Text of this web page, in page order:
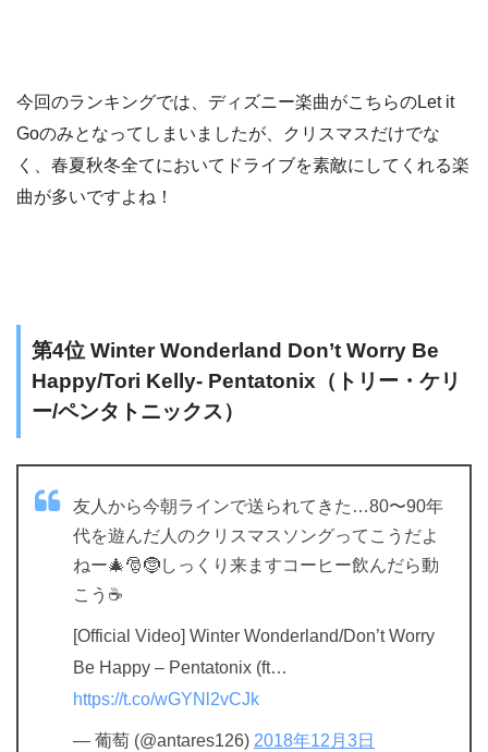
今回のランキングでは、ディズニー楽曲がこちらのLet it
Goのみとなってしまいましたが、クリスマスだけでな
く、春夏秋冬全てにおいてドライブを素敵にしてくれる楽
曲が多いですよね！
第4位 Winter Wonderland Don’t Worry Be
Happy/Tori Kelly- Pentatonix（トリー・ケリ
ー/ペンタトニックス）
友人から今朝ラインで送られてきた…80〜90年
代を遊んだ人のクリスマスソングってこうだよ
ねー🎄🎅🤶しっくり来ますコーヒー飲んだら動
こう☕️
[Official Video] Winter Wonderland/Don’t Worry
Be Happy – Pentatonix (ft…
https://t.co/wGYNl2vCJk
— 葡萄 (@antares126) 2018年12月3日